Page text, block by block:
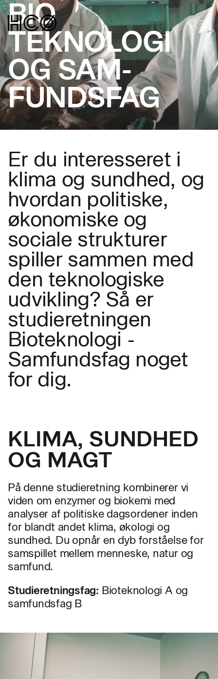
BIO
TEKNOLOGI
OG SAM­
FUNDSFAG
Er du interesseret i
klima og sundhed, og
hvordan politiske,
økonomiske og
sociale strukturer
spiller sammen med
den teknologiske
udvikling? Så er
studieretningen
Bioteknologi -
Samfundsfag noget
for dig.
KLIMA, SUNDHED
OG MAGT
På denne studieretning kombinerer vi
viden om enzymer og biokemi med
analyser af politiske dagsordener inden
for blandt andet klima, økologi og
sundhed. Du opnår en dyb forståelse for
samspillet mellem menneske, natur og
samfund.
Studieretningsfag: Bioteknologi A og
samfundsfag B